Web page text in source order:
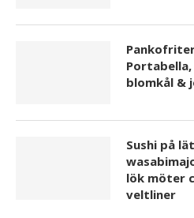
blomkål &
Sushi på
lök möter
veltliner